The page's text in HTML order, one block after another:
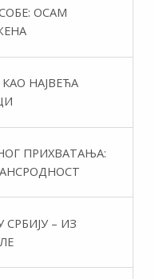
ОСАМ
НАЈВЕЋА
ПРИХВАТАЊА:
– ИЗ